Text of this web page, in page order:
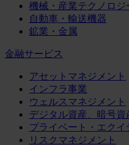
機械・産業テクノロジ
自動車・輸送機器
鉱業・金属
金融サービス
アセットマネジメント
インフラ事業
ウェルスマネジメント
デジタル資産、暗号資
プライベート・エクイ
リスクマネジメント